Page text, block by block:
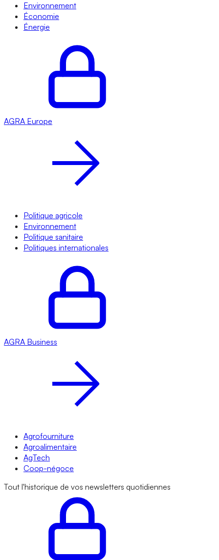
Environnement
Économie
Énergie
AGRA Europe
Politique agricole
Environnement
Politique sanitaire
Politiques internationales
AGRA Business
Agrofourniture
Agroalimentaire
AgTech
Coop-négoce
Tout l'historique de vos newsletters quotidiennes